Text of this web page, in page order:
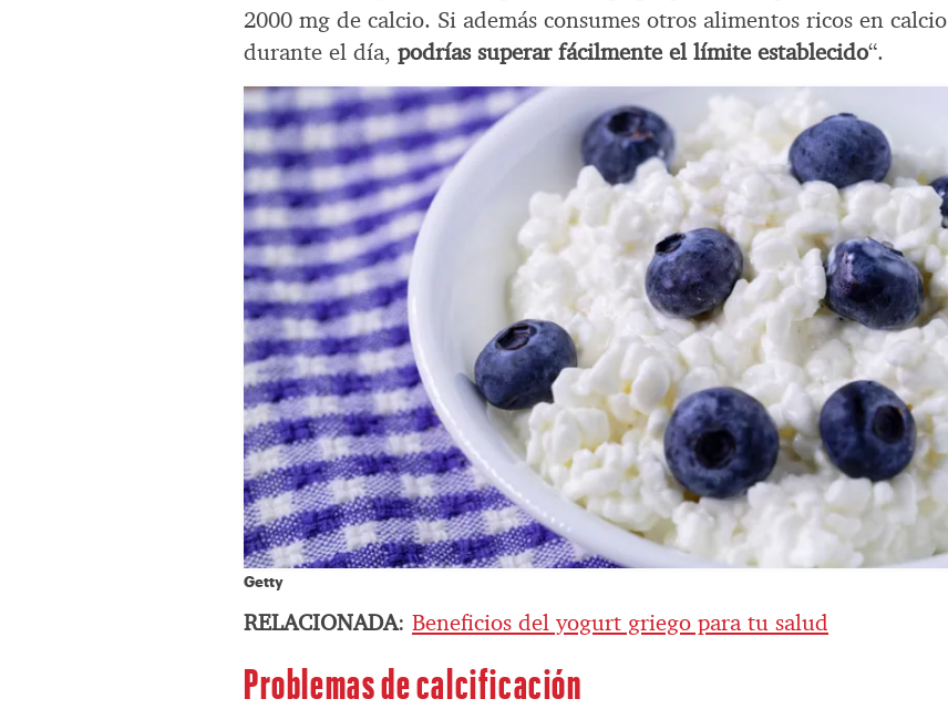
2000 mg de calcio. Si además consumes otros alimentos ricos en calcio
durante el día,podrías superar fácilmente el límite establecido“.
Getty
RELACIONADA:Beneficios del yogurt griego para tu salud
Problemas de calcificación